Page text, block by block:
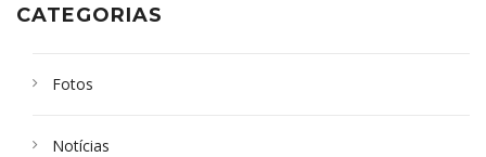
CATEGORIAS
Fotos
Notícias